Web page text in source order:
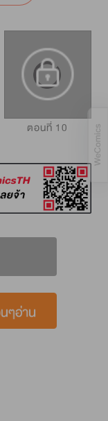
ตอนที่ 10